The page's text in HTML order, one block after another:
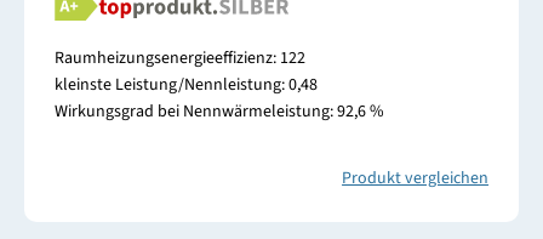
Raumheizungsenergieeffizienz: 122
kleinste Leistung/Nennleistung: 0,48
Wirkungsgrad bei Nennwärmeleistung: 92,6 %
Produkt vergleichen